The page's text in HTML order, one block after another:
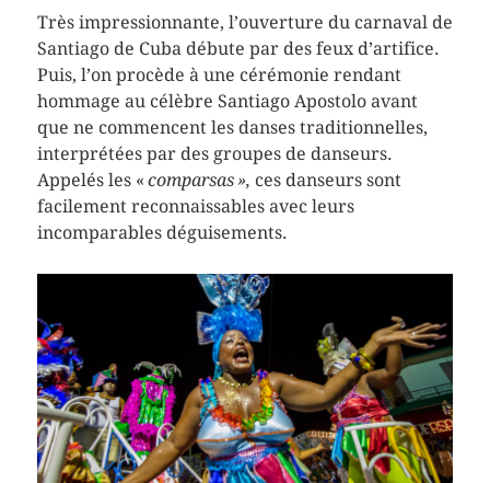
Très impressionnante, l’ouverture du carnaval de
Santiago de Cuba débute par des feux d’artifice.
Puis, l’on procède à une cérémonie rendant
hommage au célèbre Santiago Apostolo avant
que ne commencent les danses traditionnelles,
interprétées par des groupes de danseurs.
Appelés les « comparsas », ces danseurs sont
facilement reconnaissables avec leurs
incomparables déguisements.